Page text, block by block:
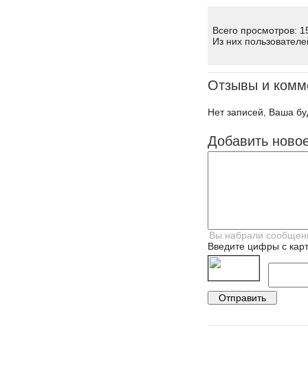
Всего просмотров:
Из них
Отзывы и
Нет записей, Ваша
Добавить
Введите цифры с